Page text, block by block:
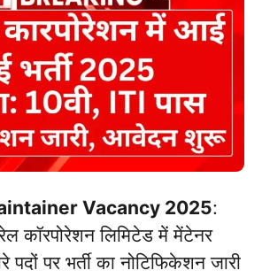
Vacancy 2025:
कॉरपोरेशन लिमिटेड में मेंटेनर
पर भर्ती का नोटिफिकेशन जारी